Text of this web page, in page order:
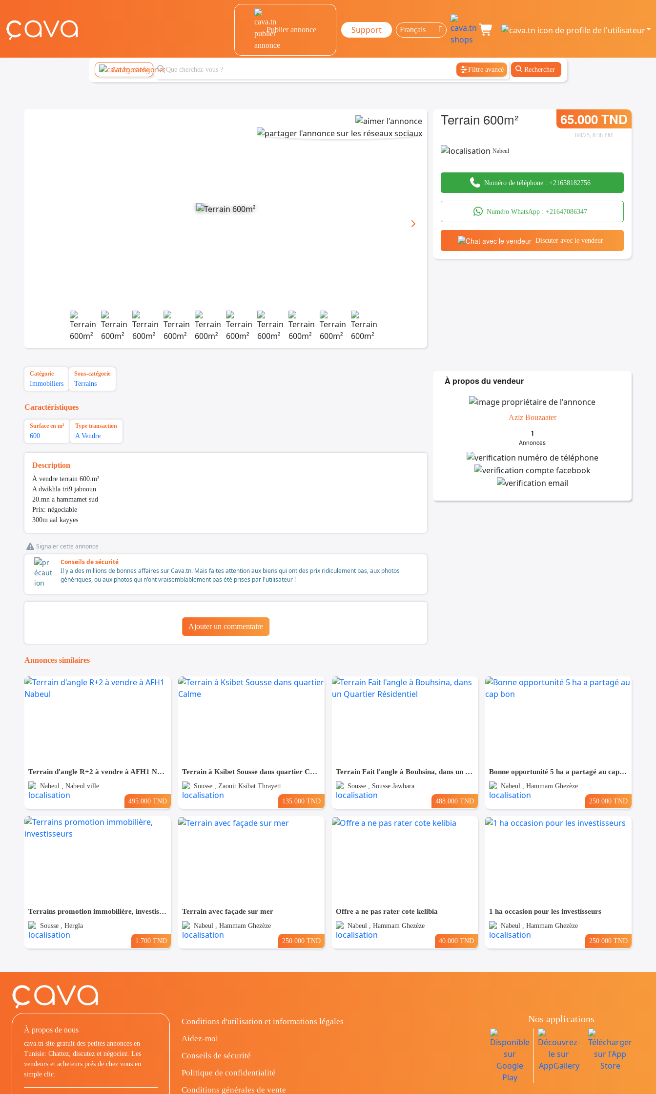
Publier annonce Support
Catégories Filtre avancé Rechercher
Terrain 600m² 65.000 TND
8/8/25, 8:38 PM
Nabeul
Numéro de téléphone :+21658182756
Numéro WhatsApp : +21647086347
Discuter avec le vendeur
Catégorie
Immobiliers
Sous-catégorie
Terrains
Caractéristiques
Surface en m²
600
Type transaction
A Vendre
Description
À vendre terrain 600.m²
A dwikhla tri9 jabnoun
20.mn a hammamet sud
Prix: négociable
300m aal kayyes
Signaler cette annonce
Conseils de sécurité
Il y a des millions de bonnes affaires sur Cava.tn. Mais faites attention aux biens qui ont des prix ridiculement bas, aux photos
génériques, ou aux photos qui n'ont vraisemblablement pas été prises par l'utilisateur !
Ajouter un commentaire
À propos du vendeur
Aziz Bouzaater
1
Annonces
Annonces similaires
Terrain d'angle R+2 à vendre à AFH1 Nabeul
Nabeul , Nabeul ville
495.000 TND
Terrain à Ksibet Sousse dans quartier Calme
Sousse , Zaouit Ksibat Thrayett
135.000 TND
Terrain Fait l'angle à Bouhsina, dans un Quartier Résidentiel
Sousse , Sousse Jawhara
488.000 TND
Bonne opportunité 5 ha a partagé au cap bon
Nabeul , Hammam Ghezèze
250.000 TND
Terrains promotion immobilière, investisseurs
Sousse , Hergla
1.700 TND
Terrain avec façade sur mer
Nabeul , Hammam Ghezèze
250.000 TND
Offre a ne pas rater cote kelibia
Nabeul , Hammam Ghezèze
40.000 TND
1 ha occasion pour les investisseurs
Nabeul , Hammam Ghezèze
250.000 TND
À propos de nous
cava.tn site gratuit des petites annonces en
Tunisie: Chattez, discutez et négociez. Les
vendeurs et acheteurs prés de chez vous en
simple clic.
Conditions d'utilisation et informations légales
Aidez-moi
Conseils de sécurité
Politique de confidentialité
Conditions générales de vente
Nos applications